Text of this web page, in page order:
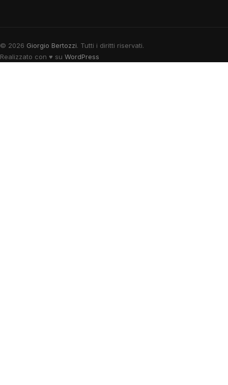
© 2026 Giorgio Bertozzi. Tutti i diritti riservati.
Realizzato con ♥ su WordPress